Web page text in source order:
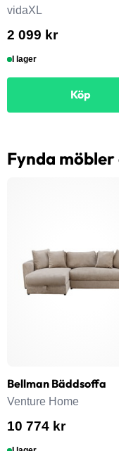
vidaXL
2 099 kr
I lager
Köp
Fynda
Bellman Bäddsoffa
Venture Home
10 774 kr